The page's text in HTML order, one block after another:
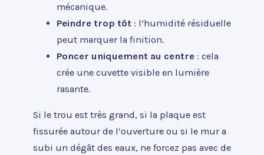
mécanique.
Peindre trop tôt : l’humidité résiduelle
peut marquer la finition.
Poncer uniquement au centre : cela
crée une cuvette visible en lumière
rasante.
Si le trou est très grand, si la plaque est
fissurée autour de l’ouverture ou si le mur a
subi un dégât des eaux, ne forcez pas avec de